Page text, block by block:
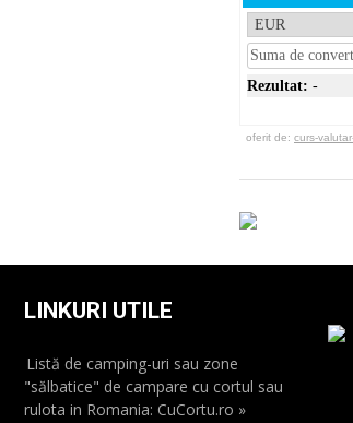
Rezultat: -
oferit de: curs-
LINKURI UTILE
Listă de camping-uri sau zone
"sălbatice" de campare cu cortul sau
rulota in Romania: CuCortu.ro »